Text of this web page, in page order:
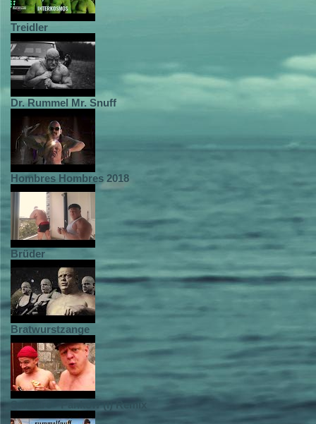
Treidler
Dr. Rummel Mr. Snuff
Hombres Hombres 2018
Brüder
Bratwurstzange
Salutare - Pankow (I) Remix